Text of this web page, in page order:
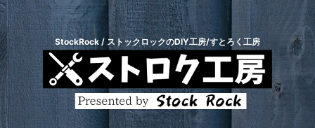
StockRock / ストックロックのDIY工房/すとろく工房